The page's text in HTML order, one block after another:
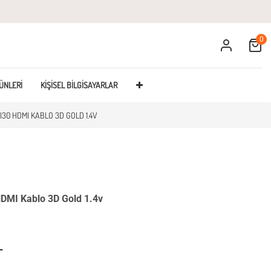
KIŞISEL BILGISAYARLAR
Cart
0
HDMI KABLO 3D GOLD 1.4V
Kablo 3D Gold 1.4v